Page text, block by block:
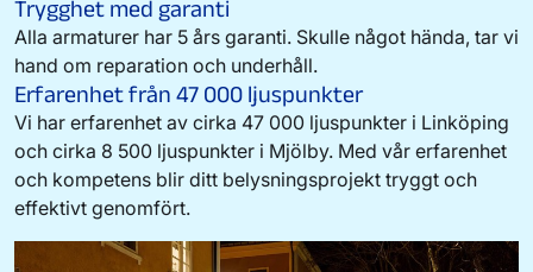
Trygghet med garanti
Alla armaturer har 5 års garanti. Skulle något hända, tar vi
hand om reparation och underhåll.
Erfarenhet från 47 000 ljuspunkter
Vi har erfarenhet av cirka 47 000 ljuspunkter i Linköping
och cirka 8 500 ljuspunkter i Mjölby. Med vår erfarenhet
och kompetens blir ditt belysningsprojekt tryggt och
effektivt genomfört.